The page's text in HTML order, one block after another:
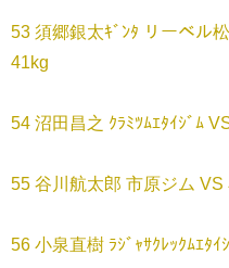
53 須郷銀太ｷﾞﾝﾀ リーベル
41kg
54 沼田昌之 ｸﾗﾐﾂﾑｴﾀｲｼﾞﾑ
55 谷川航太郎 市原ジム
56 小泉直樹 ﾗｼﾞｬｻｸﾚｯｸﾑｴﾀ